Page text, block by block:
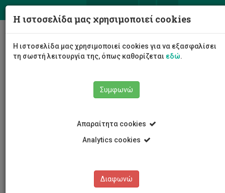
Η ιστοσελίδα μας χρησιμοποιεί cookies
Η ιστοσελίδα μας χρησιμοποιεί cookies για να εξασφαλίσει
τη σωστή λειτουργία της, όπως καθορίζεται εδώ.
Συμφωνώ
Απαραίτητα cookies
Analytics cookies
Διαφωνώ